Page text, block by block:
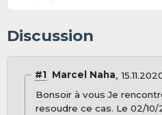
Discussion
#1 Marcel Naha
Bonsoir à vous Je
resoudre ce cas. Le 02/10/